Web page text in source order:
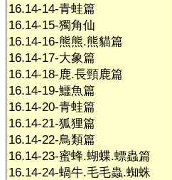
16.14-14-青蛙篇
16.14-15-獨角仙
16.14-16-熊熊.熊貓篇
16.14-17-大象篇
16.14-18-鹿.長頸鹿篇
16.14-19-鱷魚篇
16.14-20-青蛙篇
16.14-21-狐狸篇
16.14-22-鳥類篇
16.14-23-蜜蜂.蝴蝶.螵蟲篇
16.14-24-蝸牛.毛毛蟲.蜘蛛